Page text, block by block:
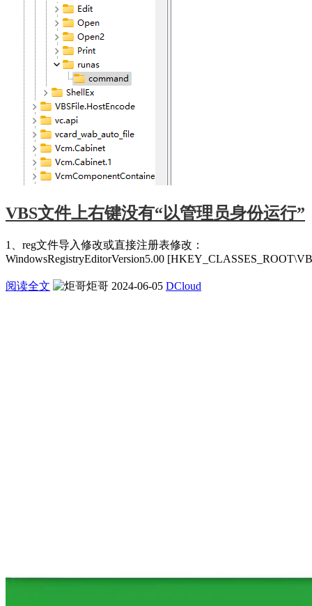
VBS文件上右键没有“以管理员身份运行”
1、reg文件导入修改或直接注册表修改：
WindowsRegistryEditorVersion5.00
阅读全文 炬哥 2024-06-05 DCloud